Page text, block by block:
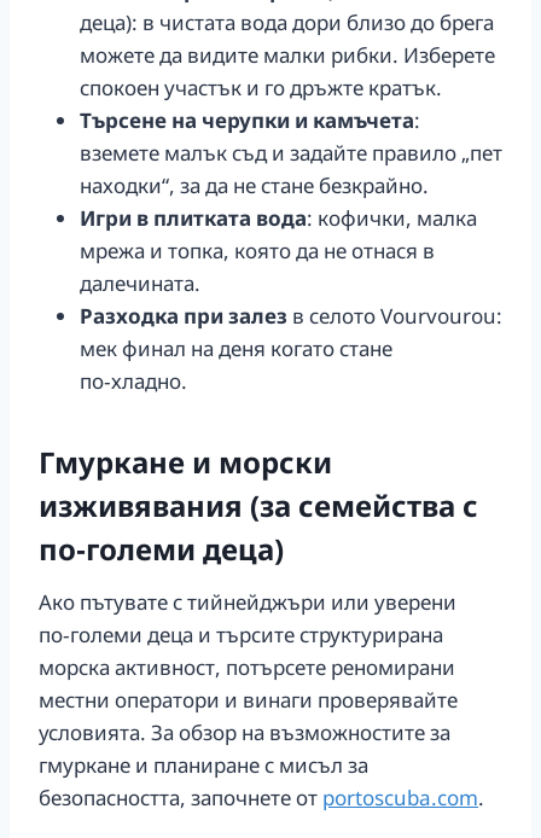
деца): в чистата вода дори близо до брега
можете да видите малки рибки. Изберете
спокоен участък и го дръжте кратък.
Търсене на черупки и камъчета:
вземете малък съд и задайте правило „пет
находки“, за да не стане безкрайно.
Игри в плитката вода: кофички, малка
мрежа и топка, която да не отнася в
далечината.
Разходка при залез в селото Vourvourou:
мек финал на деня когато стане
по‑хладно.
Гмуркане и морски
изживявания (за семейства с
по‑големи деца)
Ако пътувате с тийнейджъри или уверени
по‑големи деца и търсите структурирана
морска активност, потърсете реномирани
местни оператори и винаги проверявайте
условията. За обзор на възможностите за
гмуркане и планиране с мисъл за
безопасността, започнете от portoscuba.com.